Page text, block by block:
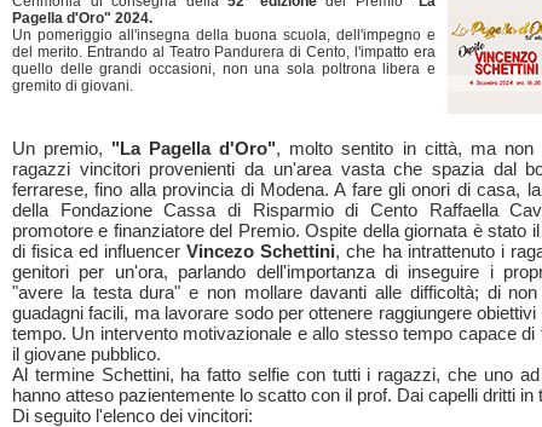
Pagella d'Oro" 2024.
Un pomeriggio all'insegna della buona scuola, dell'impegno e
del merito. Entrando al Teatro Pandurera di Cento, l'impatto era
quello delle grandi occasioni, non una sola poltrona libera e
gremito di giovani.
Un premio, "La Pagella d'Oro", molto sentito in città, ma non
ragazzi vincitori provenienti da un'area vasta che spazia dal
ferrarese, fino alla provincia di Modena. A fare gli onori di casa,
della Fondazione Cassa di Risparmio di Cento Raffaella
promotore e finanziatore del Premio. Ospite della giornata è stato
di fisica ed influencerVincezo Schettini, che ha intrattenuto i
genitori per un'ora, parlando dell'importanza di inseguire i
"avere la testa dura" e non mollare davanti alle difficoltà; di
guadagni facili, ma lavorare sodo per ottenere raggiungere obiettivi
tempo. Un intervento motivazionale e allo stesso tempo capace di
il giovane pubblico.
Al termine Schettini, ha fatto selfie con tutti i ragazzi, che uno
hanno atteso pazientemente lo scatto con il prof. Dai capelli dritti in
Di seguito l'elenco dei vincitori: